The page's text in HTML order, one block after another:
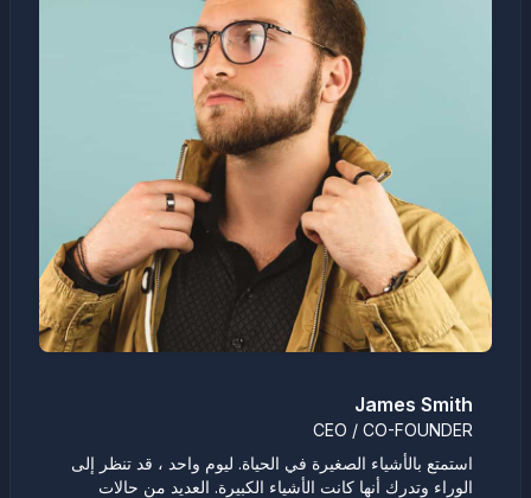
James Smith
CEO / CO-FOUNDER
استمتع بالأشياء الصغيرة في الحياة. ليوم واحد ، قد تنظر إلى
الوراء وتدرك أنها كانت الأشياء الكبيرة. العديد من حالات